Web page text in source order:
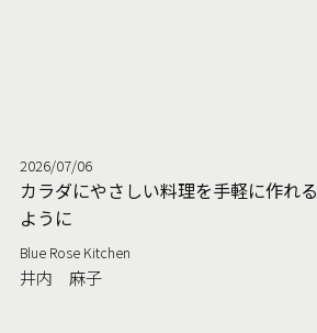
2026/07/06
カラダにやさしい料理を手軽に作れる
ように
Blue Rose Kitchen
井内 麻子